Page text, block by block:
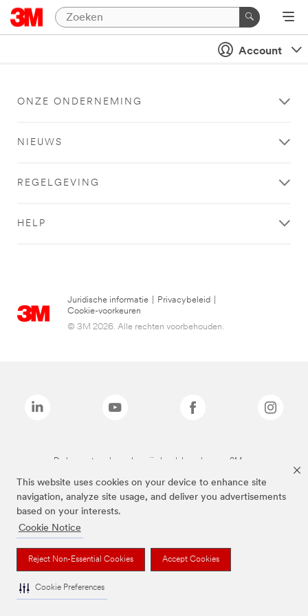
This website uses cookies on your device to enhance site
navigation, analyze site usage, and deliver you advertisements
based on your interests.
Cookie Notice
Reject Non-Essential Cookies Accept Cookies
Cookie Preferences
Account
ONZE ONDERNEMING
NIEUWS
REGELGEVING
HELP
Juridische informatie Privacybeleid
Cookie-voorkeuren
© 3M 2026. Alle rechten voorbehouden.
De bovenstaande merken zijn handelsmerken van 3M.we